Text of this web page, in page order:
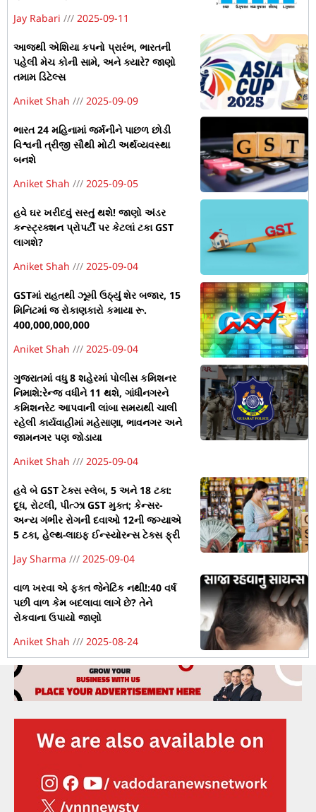
Jay Rabari
2025-09-11
આજથી એશિયા કપનો પ્રારંભ, ભારતની
પહેલી મેચ કોની સામે, અને ક્યારે? જાણો
તમામ ડિટેલ્સ
Aniket Shah
2025-09-09
ભારત 24 મહિનામાં જર્મનીને પાછળ છોડી
વિશ્વની ત્રીજી સૌથી મોટી અર્થવ્યવસ્થા
બનશે
Aniket Shah
2025-09-05
હવે ઘર ખરીદવું સસ્તું થશે! જાણો અંડર
કન્સ્ટ્રક્શન પ્રોપર્ટી પર કેટલાં ટકા GST
લાગશે?
Aniket Shah
2025-09-04
GSTમાં રાહતથી ઝૂમી ઉઠ્યું શેર બજાર, 15
મિનિટમાં જ રોકાણકારો કમાયા રૂ.
400,000,000,000
Aniket Shah
2025-09-04
ગુજરાતમાં વધુ 8 શહેરમાં પોલીસ કમિશનર
નિમાશે:રેન્જ વધીને 11 થશે, ગાંધીનગરને
કમિશનરેટ આપવાની લાંબા સમયથી ચાલી
રહેલી કાર્યવાહીમાં મહેસાણા, ભાવનગર અને
જામનગર પણ જોડાયા
Aniket Shah
2025-09-04
હવે બે GST ટેક્સ સ્લેબ, 5 અને 18 ટકા:
દૂધ, રોટલી, પીત્ઝા GST મુક્ત; કેન્સર-
અન્ય ગંભીર રોગની દવાઓ 12ની જગ્યાએ
5 ટકા, હેલ્થ-લાઇફ ઈન્સ્યોરન્સ ટેક્સ ફ્રી
Jay Sharma
2025-09-04
વાળ ખરવા એ ફક્ત જેનેટિક નથી!:40 વર્ષ
પછી વાળ કેમ બદલાવા લાગે છે? તેને
રોકવાના ઉપાયો જાણો
Aniket Shah
2025-08-24